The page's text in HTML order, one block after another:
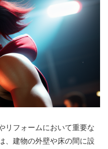
リフォームにおいて重要な
、建物の外壁や床の間に設